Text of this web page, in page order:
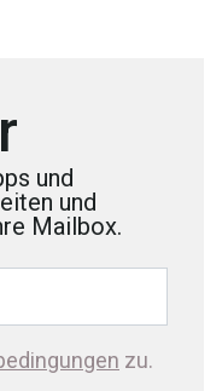
und
und
Mailbox.
zu.